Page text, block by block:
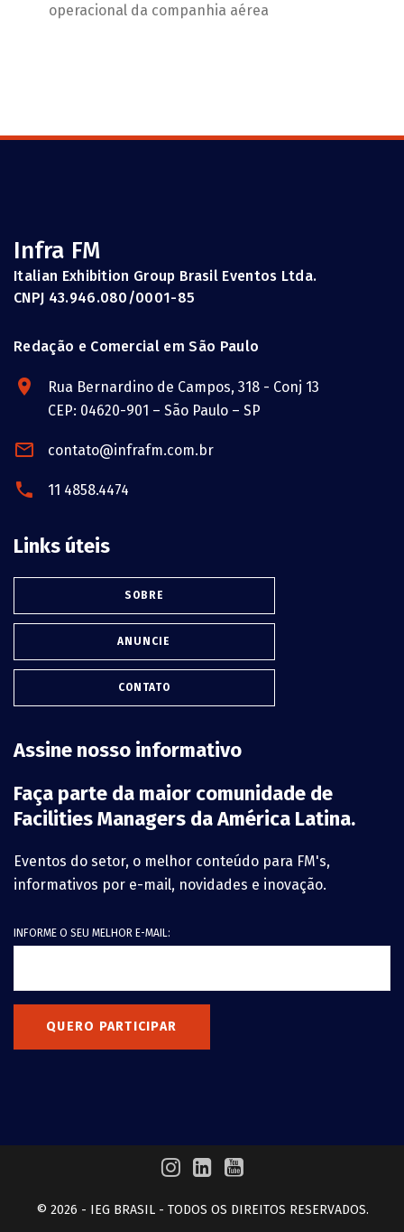
operacional da companhia aérea
Infra FM
Italian Exhibition Group Brasil Eventos Ltda.
CNPJ 43.946.080/0001-85
Redação e Comercial em São Paulo
Rua Bernardino de Campos, 318 - Conj 13
CEP: 04620-901 – São Paulo – SP
contato@infrafm.com.br
11 4858.4474
Links úteis
SOBRE
ANUNCIE
CONTATO
Assine nosso informativo
Faça parte da maior comunidade de
Facilities Managers da América Latina.
Eventos do setor, o melhor conteúdo para FM's,
informativos por e-mail, novidades e inovação.
INFORME O SEU MELHOR E-MAIL:
QUERO PARTICIPAR
© 2026 - IEG BRASIL - TODOS OS DIREITOS RESERVADOS.